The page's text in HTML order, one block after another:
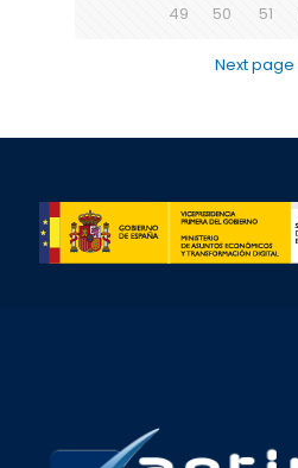
49
50 51
Next page